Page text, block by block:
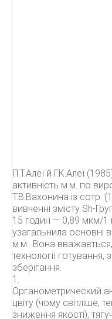
П.Т.Алеї й Г.К.Алеї
активність м.м. по
Т.В.Вахонина із сотр.
вивченні змісту Sh-
15 годин — 0,89 мкм/1
узагальнила основні
м.м.. Вона
технології
зберігання.
1.
Органометрический
цвіту (чому світліше,
зниження якості),